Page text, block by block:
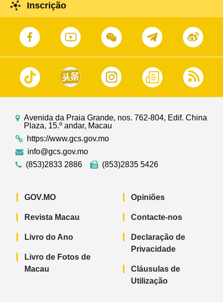
Inscrição
Avenida da Praia Grande, nos. 762-804, Edif. China
Plaza, 15.º andar, Macau
https://www.gcs.gov.mo
info@gcs.gov.mo
(853)2833 2886
(853)2835 5426
GOV.MO
Revista Macau
Livro do Ano
Livro de Fotos de
Macau
Opiniões
Contacte-nos
Declaração de
Privacidade
Cláusulas de
Utilização